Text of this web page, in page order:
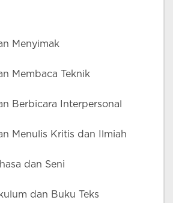
Menyimak
Membaca Teknik
Berbicara Interpersonal
Menulis Kritis dan Ilmiah
dan Seni
dan Buku Teks